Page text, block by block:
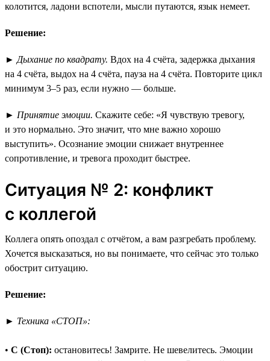
колотится, ладони вспотели, мысли путаются, язык немеет.
Решение:
► Дыхание по квадрату. Вдох на 4 счёта, задержка дыхания
на 4 счёта, выдох на 4 счёта, пауза на 4 счёта. Повторите цикл
минимум 3–5 раз, если нужно — больше.
► Принятие эмоции. Скажите себе: «Я чувствую тревогу,
и это нормально. Это значит, что мне важно хорошо
выступить». Осознание эмоции снижает внутреннее
сопротивление, и тревога проходит быстрее.
Ситуация № 2: конфликт
с коллегой
Коллега опять опоздал с отчётом, а вам разгребать проблему.
Хочется высказаться, но вы понимаете, что сейчас это только
обострит ситуацию.
Решение:
► Техника «СТОП»:
• С (Стоп): остановитесь! Замрите. Не шевелитесь. Эмоции